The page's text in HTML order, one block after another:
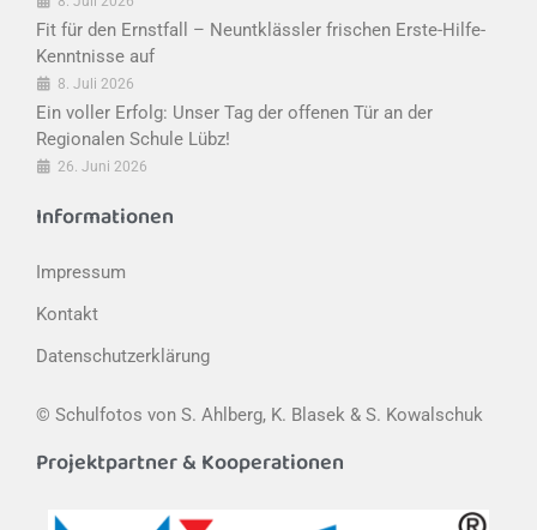
Fit für den Ernstfall – Neuntklässler frischen Erste-Hilfe-
Kenntnisse auf
8. Juli 2026
Ein voller Erfolg: Unser Tag der offenen Tür an der
Regionalen Schule Lübz!
26. Juni 2026
Informationen
Impressum
Kontakt
Datenschutzerklärung
© Schulfotos von S. Ahlberg, K. Blasek & S. Kowalschuk
Projektpartner & Kooperationen